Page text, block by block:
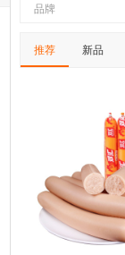
品牌
推荐 新品